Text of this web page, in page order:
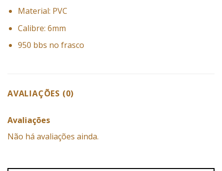
Material: PVC
Calibre: 6mm
950 bbs no frasco
AVALIAÇÕES (0)
Avaliações
Não há avaliações ainda.